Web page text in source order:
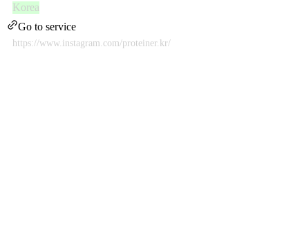
Korea
Go to service
https://www.instagram.com/proteiner.kr/